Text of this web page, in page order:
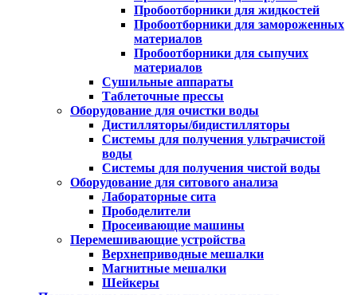
Пробоотборники для жидкостей
Пробоотборники для замороженных
материалов
Пробоотборники для сыпучих
материалов
Сушильные аппараты
Таблеточные прессы
Оборудование для очистки воды
Дистилляторы/бидистилляторы
Системы для получения ультрачистой
воды
Системы для получения чистой воды
Оборудование для ситового анализа
Лабораторные сита
Прободелители
Просеивающие машины
Перемешивающие устройства
Верхнеприводные мешалки
Магнитные мешалки
Шейкеры